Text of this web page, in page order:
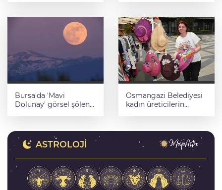
Bursa'da 'Mavi
Dolunay' görsel şölen
Osmangazi Belediyesi
kadın üreticilerin
ASTROLOJI